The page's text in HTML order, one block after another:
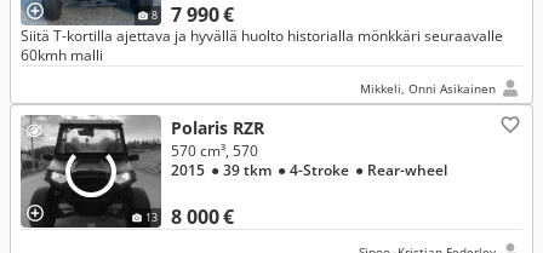
8 7 990 €
Siitä T-kortilla ajettava ja hyvällä huolto historialla mönkkäri seuraavalle
60kmh malli
Mikkeli, Onni Asikainen
13
Polaris RZR
8 000 €
570 cm³, 570
2015 ● 39 tkm ● 4-Stroke ● Rear-wheel